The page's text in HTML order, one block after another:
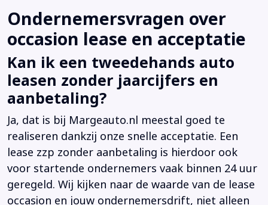
Ondernemersvragen over
occasion lease en acceptatie
Kan ik een tweedehands auto
leasen zonder jaarcijfers en
aanbetaling?
Ja, dat is bij Margeauto.nl meestal goed te
realiseren dankzij onze snelle acceptatie. Een
lease zzp zonder aanbetaling is hierdoor ook
voor startende ondernemers vaak binnen 24 uur
geregeld. Wij kijken naar de waarde van de lease
occasion en jouw ondernemersdrift, niet alleen